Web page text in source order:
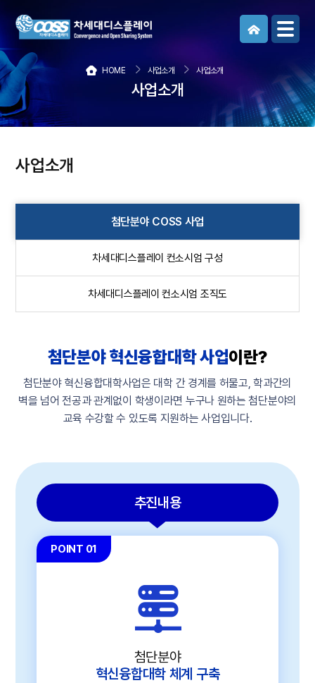
메뉴보기
HOME 사업소개 사업소개
사업소개
사업소개
첨단분야 COSS 사업
차세대디스플레이 컨소시엄 구성
차세대디스플레이 컨소시엄 조직도
첨단분야 혁신융합대학 사업이란?
첨단분야 혁신융합대학사업은 대학 간 경계를 허물고, 학과간의
벽을 넘어 전공과 관계없이 학생이라면 누구나 원하는 첨단분야의
교육 수강할 수 있도록 지원하는 사업입니다.
추진내용
POINT 01
첨단분야
혁신융합대학 체계 구축